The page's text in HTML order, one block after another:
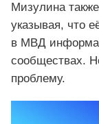
Мизулина
указывая, что
в МВД
сообществах.
проблему.